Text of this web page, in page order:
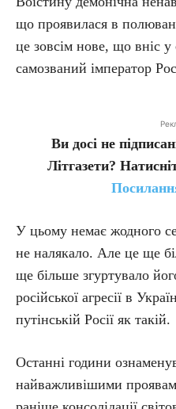
що проявилася в
це зовсім нове, що вніс
самозваний імператор
Ви досі не
Літгазети?
У цьому немає жодного
не налякало. Але це ще
ще більше згуртувало
російської агресії в
путінській Росії як такій.
Останні години
найважливішими